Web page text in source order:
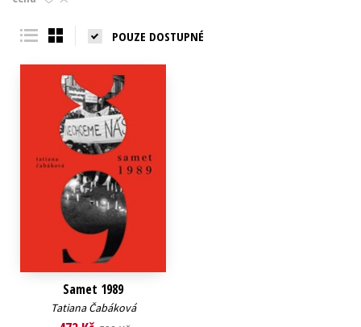
Young adult (SK)
POUZE DOSTUPNÉ
Samet 1989
Tatiana Čabáková